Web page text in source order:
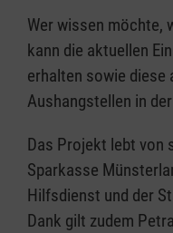
Wer wissen möchte,
kann die aktuellen
erhalten sowie diese
Aushangstellen in
Das Projekt lebt von
Sparkasse
Hilfsdienst und der
Dank gilt zudem